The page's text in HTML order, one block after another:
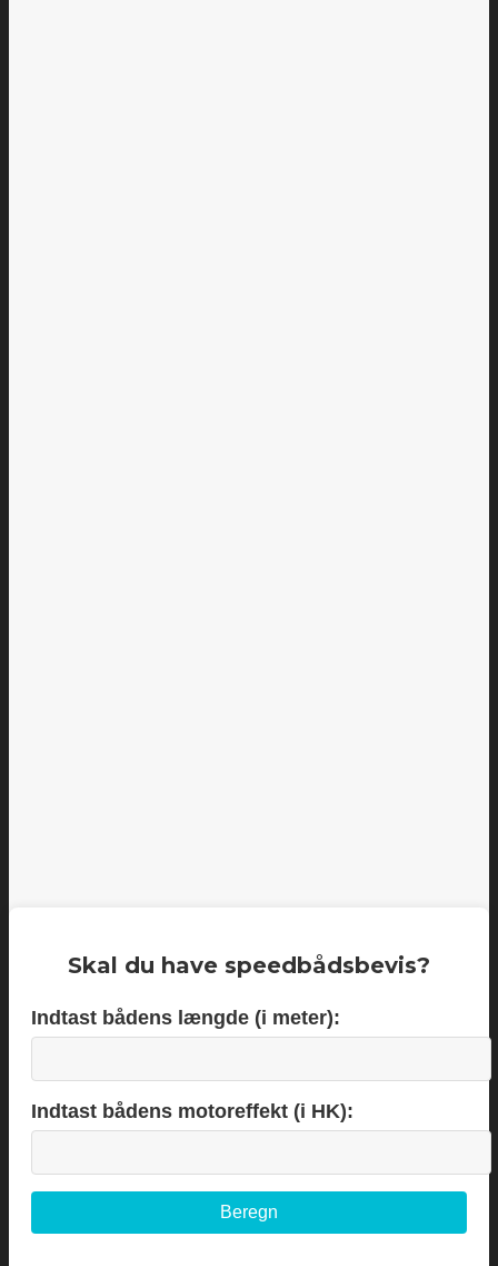
Skal du have speedbådsbevis?
Indtast bådens længde (i meter):
Indtast bådens motoreffekt (i HK):
Beregn